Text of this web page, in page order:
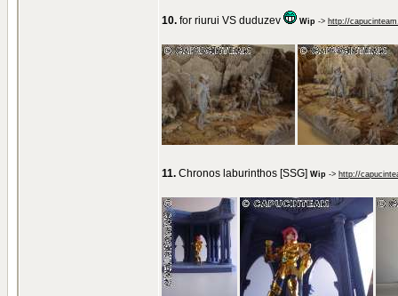
10. for riurui VS duduzev Wip -> http://
11. Chronos laburinthos [SSG] Wip -> http://